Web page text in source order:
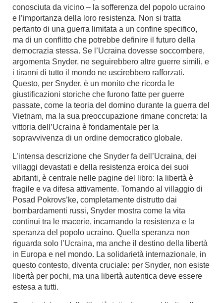
conosciuta da vicino – la sofferenza del popolo ucraino
e l’importanza della loro resistenza. Non si tratta
pertanto di una guerra limitata a un confine specifico,
ma di un conflitto che potrebbe definire il futuro della
democrazia stessa. Se l’Ucraina dovesse soccombere,
argomenta Snyder, ne seguirebbero altre guerre simili, e
i tiranni di tutto il mondo ne uscirebbero rafforzati.
Questo, per Snyder, è un monito che ricorda le
giustificazioni storiche che furono fatte per guerre
passate, come la teoria del domino durante la guerra del
Vietnam, ma la sua preoccupazione rimane concreta: la
vittoria dell’Ucraina è fondamentale per la
sopravvivenza di un ordine democratico globale.
L’intensa descrizione che Snyder fa dell’Ucraina, dei
villaggi devastati e della resistenza eroica dei suoi
abitanti, è centrale nelle pagine del libro: la libertà è
fragile e va difesa attivamente. Tornando al villaggio di
Posad Pokrovs’ke, completamente distrutto dai
bombardamenti russi, Snyder mostra come la vita
continui tra le macerie, incarnando la resistenza e la
speranza del popolo ucraino. Quella speranza non
riguarda solo l’Ucraina, ma anche il destino della libertà
in Europa e nel mondo. La solidarietà internazionale, in
questo contesto, diventa cruciale: per Snyder, non esiste
libertà per pochi, ma una libertà autentica deve essere
estesa a tutti.